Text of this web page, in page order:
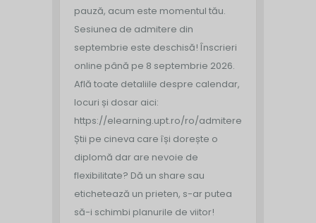
pauză, acum este momentul tău.
Sesiunea de admitere din
septembrie este deschisă! Înscrieri
online până pe 8 septembrie 2026.
Află toate detaliile despre calendar,
locuri și dosar aici:
https://elearning.upt.ro/ro/admitere/
Știi pe cineva care își dorește o
diplomă dar are nevoie de
flexibilitate? Dă un share sau
etichetează un prieten, s-ar putea
să-i schimbi planurile de viitor!